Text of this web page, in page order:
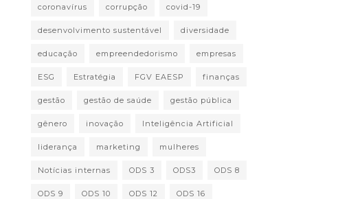
coronavírus corrupção covid-19
desenvolvimento sustentável diversidade
educação empreendedorismo empresas
ESG Estratégia FGV EAESP finanças
gestão gestão de saúde gestão pública
gênero inovação Inteligência Artificial
liderança marketing mulheres
Notícias internas ODS 3 ODS3 ODS 8
ODS 9 ODS 10 ODS 12 ODS 16